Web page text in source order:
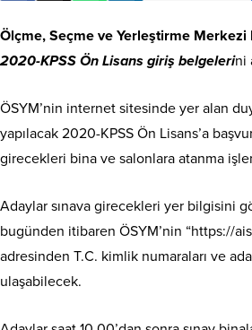
Ölçme, Seçme ve Yerleştirme Merkezi
2020-KPSS Ön Lisans giriş belgelerini
ÖSYM’nin internet sitesinde yer alan
yapılacak 2020-KPSS Ön Lisans’a
girecekleri bina ve salonlara atanma
Adaylar sınava girecekleri yer bilgisini
bugünden itibaren ÖSYM’nin “https://
adresinden T.C. kimlik numaraları ve
ulaşabilecek.